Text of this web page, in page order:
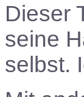
Dieser
seine
selbst.